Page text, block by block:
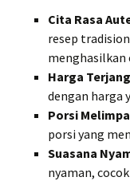
Cita Rasa
resep
menghasilkan
Harga
dengan harga
Porsi
porsi yang
Suasana
nyaman,